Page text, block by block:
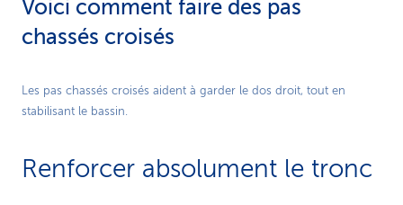
Voici comment faire des pas
chassés croisés
Play
Les pas chassés croisés aident à garder le dos droit, tout en
stabilisant le bassin.
Renforcer absolument le tronc